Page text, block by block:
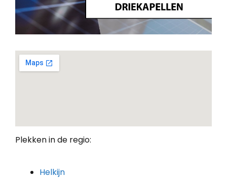
Plekken in de regio:
Helkijn